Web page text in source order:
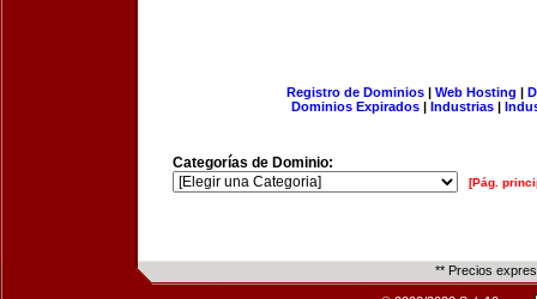
Registro de Dominios| Web Hosting |
Dominios Expirados | Industrias |
Categorías de Dominio:
[Pág.
** Precios